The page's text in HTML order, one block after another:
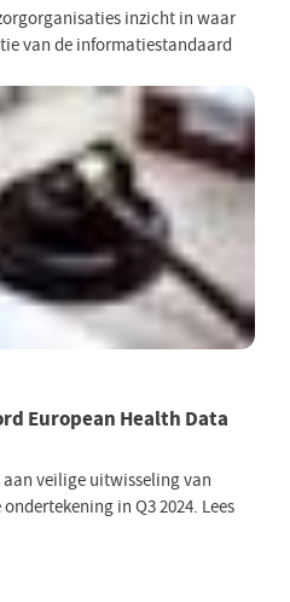
inzicht in waar
van de informatiestandaard
European Health Data
veilige uitwisseling van
in Q3 2024. Lees